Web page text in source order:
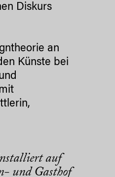
Diskurs
an
Künste bei
auf
und Gasthof